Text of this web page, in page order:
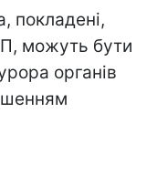
покладені,
можуть бути
органів